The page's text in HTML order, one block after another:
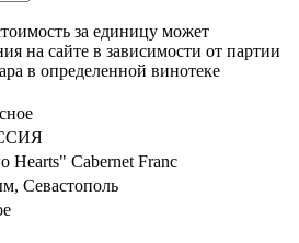
за единицу может
на сайте в зависимости от партии
в определенной винотеке
Hearts" Cabernet Franc
Севастополь